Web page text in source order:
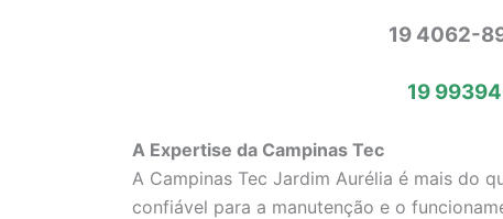
19 4062-
19
A Expertise da Campinas Tec
A Campinas Tec Jardim Aurélia é mais do
confiável para a manutenção e o